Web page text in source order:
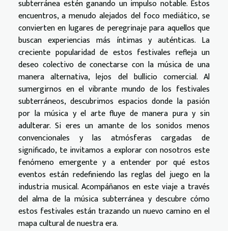
subterránea estén ganando un impulso notable. Estos
encuentros, a menudo alejados del foco mediático, se
convierten en lugares de peregrinaje para aquellos que
buscan experiencias más íntimas y auténticas. La
creciente popularidad de estos festivales refleja un
deseo colectivo de conectarse con la música de una
manera alternativa, lejos del bullicio comercial. Al
sumergirnos en el vibrante mundo de los festivales
subterráneos, descubrimos espacios donde la pasión
por la música y el arte fluye de manera pura y sin
adulterar. Si eres un amante de los sonidos menos
convencionales y las atmósferas cargadas de
significado, te invitamos a explorar con nosotros este
fenómeno emergente y a entender por qué estos
eventos están redefiniendo las reglas del juego en la
industria musical. Acompáñanos en este viaje a través
del alma de la música subterránea y descubre cómo
estos festivales están trazando un nuevo camino en el
mapa cultural de nuestra era.